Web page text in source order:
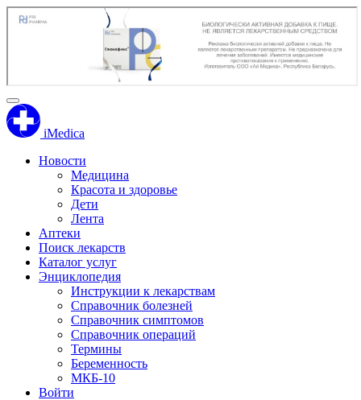
iMedica
Новости
Медицина
Красота и здоровье
Дети
Лента
Аптеки
Поиск лекарств
Каталог услуг
Энциклопедия
Инструкции к лекарствам
Справочник болезней
Справочник симптомов
Справочник операций
Термины
Беременность
МКБ-10
Войти